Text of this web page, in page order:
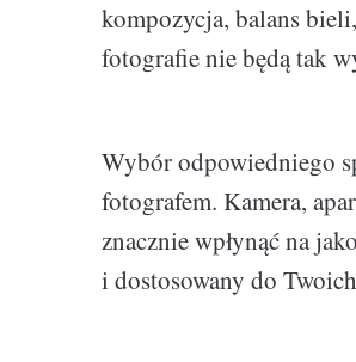
kompozycja, balans
fotografie nie będą tak
Wybór odpowiedniego
fotografem. Kamera,
znacznie wpłynąć na
i dostosowany do